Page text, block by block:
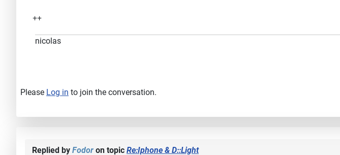
++
nicolas
Please Log in to join the conversation.
Replied by Fodor on topic Re:Iphone & D::Light